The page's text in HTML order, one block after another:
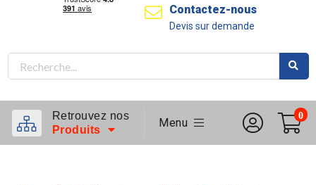
Contactez-nous
Devis sur demande
Retrouvez nos
Produits
Menu
0